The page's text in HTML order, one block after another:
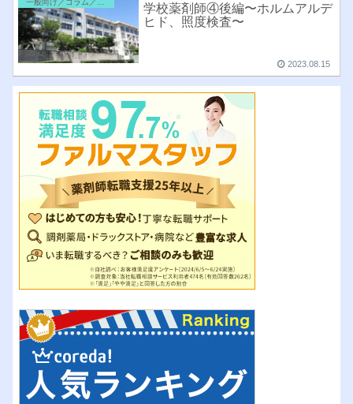
学校薬剤師④後編〜ホルムアルデ
ヒド、照度検査〜
2023.08.15